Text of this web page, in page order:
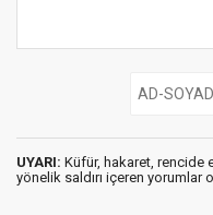
UYARI: Küfür, hakaret, rencide
yönelik saldırı içeren yorumlar